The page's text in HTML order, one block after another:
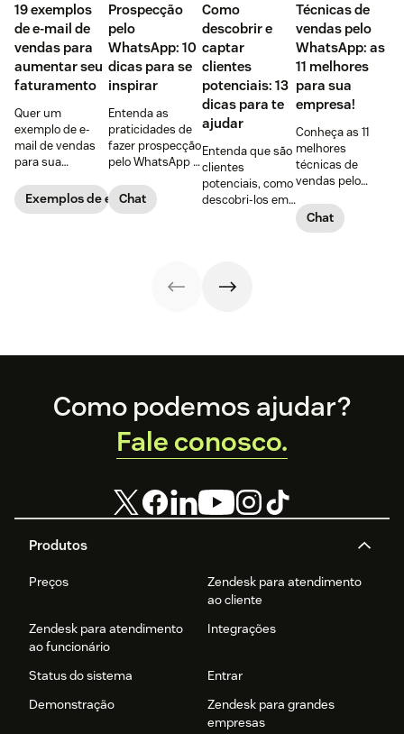
‌19 exemplos
de e-mail de
vendas para
aumentar seu
faturamento
Quer um
exemplo de e-
mail de vendas
para sua
Confira 19
opções, incluindo
Exemplos de e-mails de vendas
Prospecção
pelo
WhatsApp: 10
dicas para se
inspirar
Entenda as
praticidades de
fazer prospecção
pelo WhatsApp +
PRÁTICAS para
começar agora
Chat
Como
descobrir e
captar
clientes
potenciais: 13
dicas para te
ajudar
Entenda que são
clientes
potenciais, como
descobri-los em
internet e
convertê-los com
Técnicas de
vendas pelo
WhatsApp: as
11 melhores
para sua
empresa!
Conheça as 11
melhores
técnicas de
vendas pelo
vantagens de
usar a
Chat
Footer
Produtos
Preços
Zendesk para atendimento
ao cliente
Zendesk para atendimento
ao funcionário
Integrações
Status do sistema
Entrar
Demonstração
Zendesk para grandes
empresas
Como podemos ajudar?
Fale conosco.